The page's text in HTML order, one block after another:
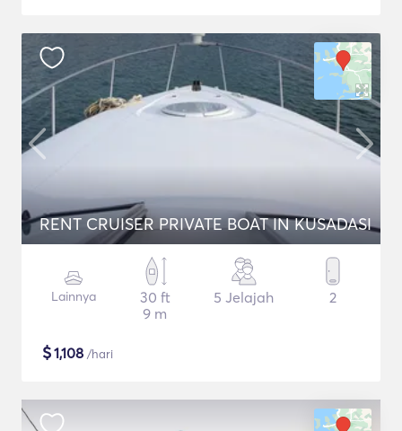
RENT CRUISER PRIVATE BOAT IN KUSADASI
Lainnya
30 ft
9 m
5 Jelajah 2
$1,108 /hari